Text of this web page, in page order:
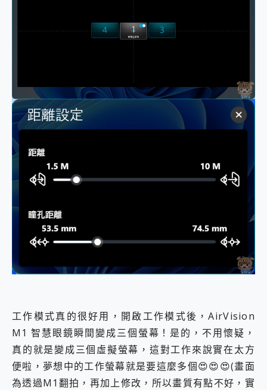
工作模式真的很好用，開啟工作模式後，AirVision
M1 智慧眼鏡瞬間變成三個螢幕！是的，不用懷疑，
真的就是變成三個虛擬螢幕，這對工作來說實在太方
便啦，夢想中的工作螢幕就是要這麼多個😍😍😍(畫面
為透過M1翻拍，再加上修改，所以畫質有點不好，實